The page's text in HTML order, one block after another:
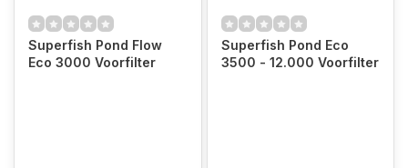
Superfish Pond Flow
Eco 3000 Voorfilter
Superfish Pond Eco
3500 - 12.000 Voorfilter